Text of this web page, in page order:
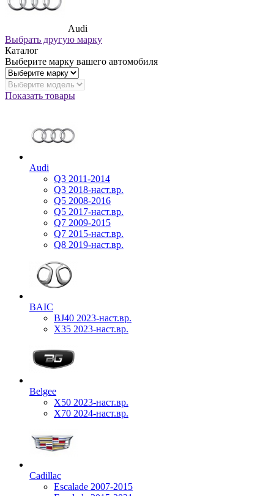
Audi
Выбрать другую марку
Каталог
Выберите марку вашего автомобиля
Показать товары
Audi
Q3 2011-2014
Q3 2018-наст.вр.
Q5 2008-2016
Q5 2017-наст.вр.
Q7 2009-2015
Q7 2015-наст.вр.
Q8 2019-наст.вр.
BAIC
BJ40 2023-наст.вр.
X35 2023-наст.вр.
Belgee
X50 2023-наст.вр.
X70 2024-наст.вр.
Cadillac
Escalade 2007-2015